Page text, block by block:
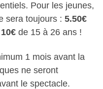
Pour les jeunes,
sera toujours : 5.50€
10€ de 15 à 26 ans !
1 mois avant la
ne seront
le spectacle.